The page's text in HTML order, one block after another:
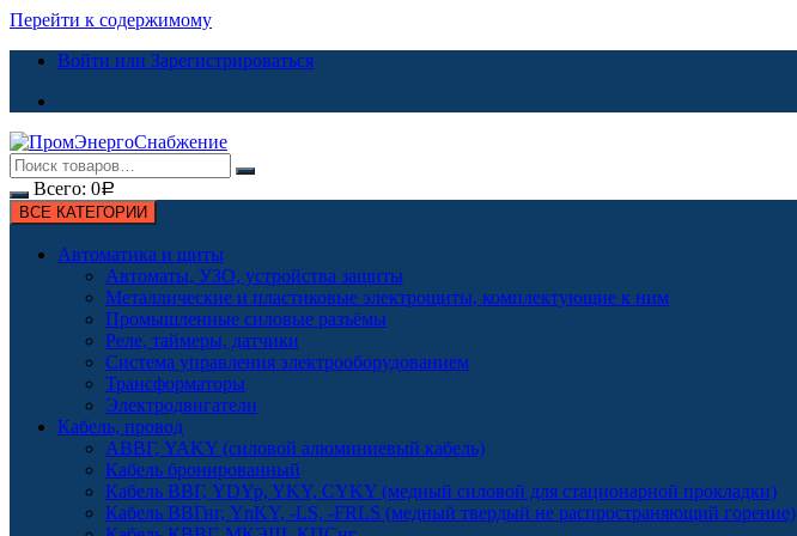
Перейти к содержимому
Войти или Зарегистрироваться
Всего: 0Р
ВСЕ КАТЕГОРИИ
Автоматика и щиты
Автоматы, УЗО, устройства защиты
Металлические и пластиковые электрощиты, комплектующие к ним
Промышленные силовые разъёмы
Реле, таймеры, датчики
Система управления электрооборудованием
Трансформаторы
Электродвигатели
Кабель, провод
АВВГ, YAKY (силовой алюминиевый кабель)
Кабель бронированный
Кабель ВВГ, YDYp, YKY, CYKY (медный силовой для стационарной прокладки)
Кабель ВВГнг, YnKY, -LS, -FRLS (медный твердый не распространяющий горение)